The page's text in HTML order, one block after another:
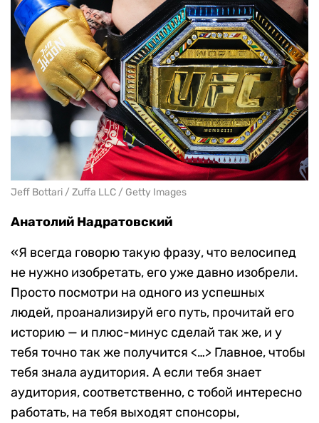
Jeff Bottari / Zuffa LLC / Getty Images
Анатолий Надратовский
«Я всегда говорю такую фразу, что велосипед
не нужно изобретать, его уже давно изобрели.
Просто посмотри на одного из успешных
людей, проанализируй его путь, прочитай его
историю — и плюс-минус сделай так же, и у
тебя точно так же получится <…> Главное, чтобы
тебя знала аудитория. А если тебя знает
аудитория, соответственно, с тобой интересно
работать, на тебя выходят спонсоры,